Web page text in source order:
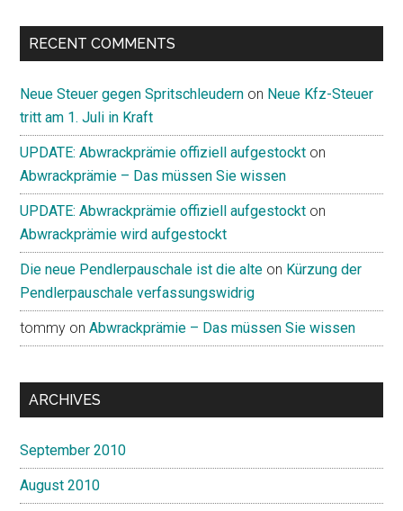
RECENT COMMENTS
Neue Steuer gegen Spritschleudern on Neue Kfz-Steuer
tritt am 1. Juli in Kraft
UPDATE: Abwrackprämie offiziell aufgestockt on
Abwrackprämie – Das müssen Sie wissen
UPDATE: Abwrackprämie offiziell aufgestockt on
Abwrackprämie wird aufgestockt
Die neue Pendlerpauschale ist die alte on Kürzung der
Pendlerpauschale verfassungswidrig
tommy onAbwrackprämie – Das müssen Sie wissen
ARCHIVES
September 2010
August 2010